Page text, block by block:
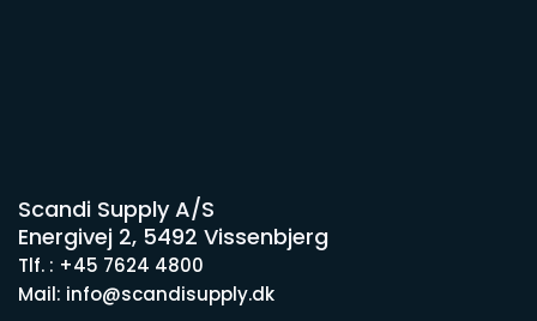
Scandi Supply A/S
Energivej 2, 5492 Vissenbjerg
Tlf. : +45 7624 4800
Mail: info@scandisupply.dk